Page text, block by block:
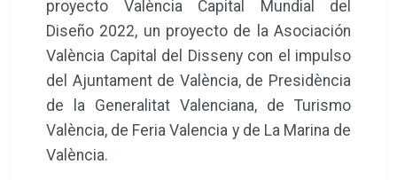
proyecto València Capital Mundial del
Diseño 2022, un proyecto de la Asociación
València Capital del Disseny con el impulso
del Ajuntament de València, de Presidència
de la Generalitat Valenciana, de Turismo
València, de Feria Valencia y de La Marina de
València.